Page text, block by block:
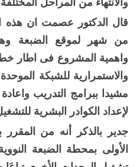
قال الدكتور عصمت ان هذه
من شهر لموقع الضبعة وهو
واهمية المشروع فى اطار خطة
والاستمرارية للشبكة
مشيدا ببرامج التدريب
لإعداد الكوادر البشرية
جدير بالذكر أنه من المقرر